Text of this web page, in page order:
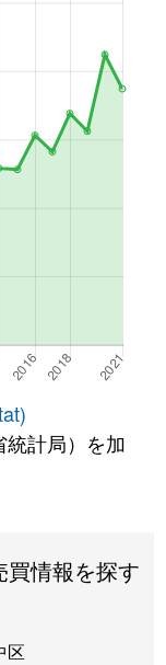
統計局）を加
情報を探す
区